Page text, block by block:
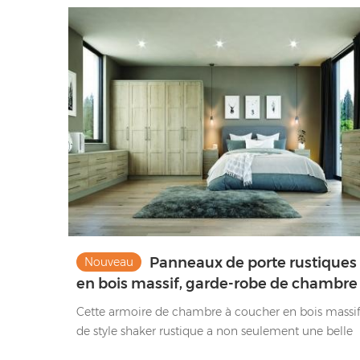
Nouveau
Panneaux de porte rustiques
en bois massif, garde-robe de chambre
à coucher en bois massif clair
Cette armoire de chambre à coucher en bois massif
de style shaker rustique a non seulement une belle